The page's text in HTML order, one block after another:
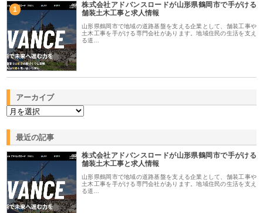
1
株式会社アドバンスロードが山形県鶴岡市で手がける
舗装土木工事と求人情報
山形県鶴岡市で地域の道路基盤を支える企業として、舗装工事や
土木工事を手がける専門会社があります。地域住民の生活を支え
る道…
アーカイブ
最近の記事
株式会社アドバンスロードが山形県鶴岡市で手がける
舗装土木工事と求人情報
山形県鶴岡市で地域の道路基盤を支える企業として、舗装工事や
土木工事を手がける専門会社があります。地域住民の生活を支え
る道…